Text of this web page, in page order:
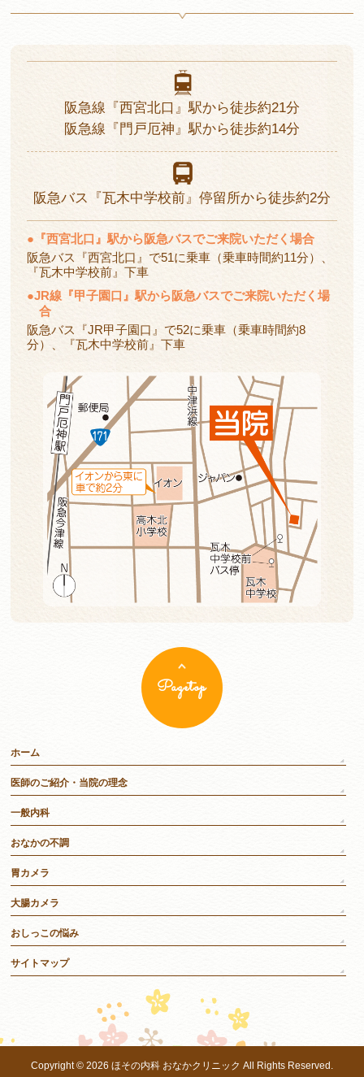
阪急線 『西宮北口』駅から徒歩約21分
阪急線 『門戸厄神』駅から徒歩約14分
阪急バス 『瓦木中学校前』停留所から徒歩約2分
● 『西宮北口』駅から阪急バスでご来院いただく場合
阪急バス『西宮北口』で51に乗車（乗車時間約11分）、
『瓦木中学校前』下車
●JR線『甲子園口』駅から阪急バスでご来院いただく場
合
阪急バス『JR甲子園口』で52に乗車（乗車時間約8
分）、『瓦木中学校前』下車
Pagetop
ホーム
医師のご紹介・当院の理念
一般内科
おなかの不調
胃カメラ
大腸カメラ
おしっこの悩み
サイトマップ
Copyright © 2026 ほその内科 おなかクリニック All Rights Reserved.